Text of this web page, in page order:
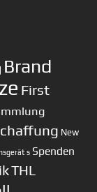
Brand
First
New
s Spenden
THL